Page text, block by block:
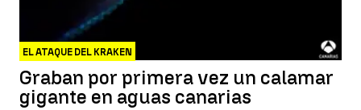
EL ATAQUE DEL KRAKEN
Graban por primera vez un calamar
gigante en aguas canarias